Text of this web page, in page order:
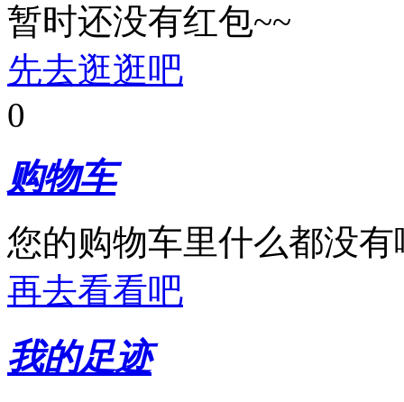
播客莱
暂时还没有红包~~
先去逛逛吧
0
购物车
您的购物车里什么都没有
再去看看吧
我的足迹